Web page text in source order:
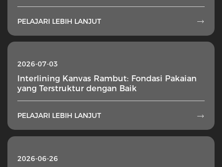
PELAJARI LEBIH LANJUT 
2026-07-03
Interlining Kanvas Rambut: Fondasi Pakaian
yang Terstruktur dengan Baik
PELAJARI LEBIH LANJUT 
2026-06-26